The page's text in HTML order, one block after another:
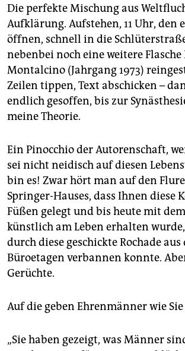
Die perfekte Mischung aus
Aufklärung. Aufstehen, 11 Uhr, den
öffnen, schnell in die
nebenbei noch eine weitere
Montalcino (Jahrgang 1973)
Zeilen tippen, Text abschicken –
endlich gesoffen, bis zur
meine Theorie.
Ein Pinocchio der Autorenschaft,
sei nicht neidisch auf diesen
bin es! Zwar hört man auf den
Springer-Hauses, dass Ihnen diese
Füßen gelegt und bis heute mit
künstlich am Leben erhalten
durch diese geschickte Rochade aus
Büroetagen ­verbannen konnte.
Gerüchte.
Auf die geben Ehrenmänner wie
„Sie haben gezeigt, was Männer